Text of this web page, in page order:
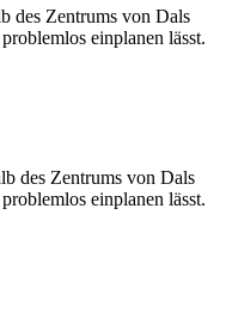
des Zentrums von Dals
einplanen lässt.
des Zentrums von Dals
einplanen lässt.